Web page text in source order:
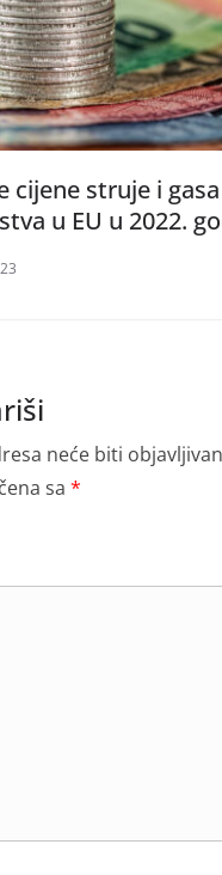
cijene struje i
u EU u 2022.
neće biti
sa *